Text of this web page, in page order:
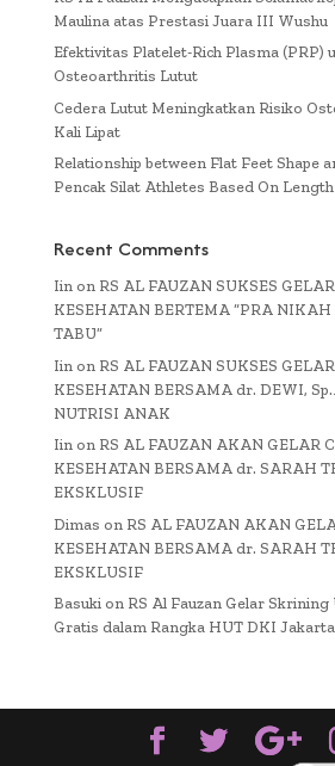
Maulina atas Prestasi Juara III Wushu
Efektivitas Platelet-Rich Plasma (PRP)
Osteoarthritis Lutut
Cedera Lutut Meningkatkan Risiko
Kali Lipat
Relationship between Flat Feet Shape
Pencak Silat Athletes Based On
Recent Comments
Iinon RS AL FAUZAN SUKSES
KESEHATAN BERTEMA “PRA
TABU”
Iin on RS AL FAUZAN SUKSES
KESEHATAN BERSAMA dr. DEWI,
NUTRISI ANAK
Iinon RS AL FAUZAN AKAN GELAR
KESEHATAN BERSAMA dr. SARAH
EKSKLUSIF
Dimas on RS AL FAUZAN AKAN
KESEHATAN BERSAMA dr. SARAH
EKSKLUSIF
Basukion RS Al Fauzan Gelar
Gratis dalam Rangka HUT DKI